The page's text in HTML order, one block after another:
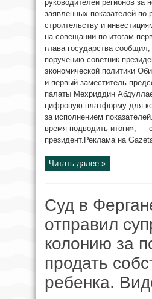
руководителей регионов за
заявленных показателей по
строительству и
на совещании по итогам
глава государства сообщил,
поручению советник
экономической политики
и первый заместитель
палаты Мехриддин
цифровую платформу для
за исполнением
время подводить итоги», —
президент.Реклама на
Читать далее »
Суд в
отправил
колонию за
продать
ребенка.